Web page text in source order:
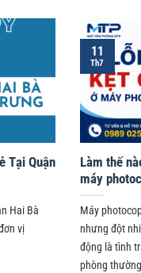
Tại Quận
Hai Bà
vị
Làm thế
máy
Máy
nhưng đột
động là tình
phòng
11
Th7